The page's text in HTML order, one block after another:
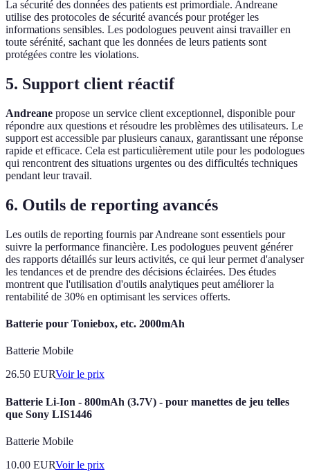
La sécurité des données des patients est primordiale. Andreane
utilise des protocoles de sécurité avancés pour protéger les
informations sensibles. Les podologues peuvent ainsi travailler en
toute sérénité, sachant que les données de leurs patients sont
protégées contre les violations.
5. Support client réactif
Andreane propose un service client exceptionnel, disponible pour
répondre aux questions et résoudre les problèmes des utilisateurs. Le
support est accessible par plusieurs canaux, garantissant une réponse
rapide et efficace. Cela est particulièrement utile pour les podologues
qui rencontrent des situations urgentes ou des difficultés techniques
pendant leur travail.
6. Outils de reporting avancés
Les outils de reporting fournis par Andreane sont essentiels pour
suivre la performance financière. Les podologues peuvent générer
des rapports détaillés sur leurs activités, ce qui leur permet d'analyser
les tendances et de prendre des décisions éclairées. Des études
montrent que l'utilisation d'outils analytiques peut améliorer la
rentabilité de 30% en optimisant les services offerts.
Batterie pour Toniebox, etc. 2000mAh
Batterie Mobile
26.50 EURVoir le prix
Batterie Li-Ion - 800mAh (3.7V) - pour manettes de jeu telles
que Sony LIS1446
Batterie Mobile
10.00 EURVoir le prix